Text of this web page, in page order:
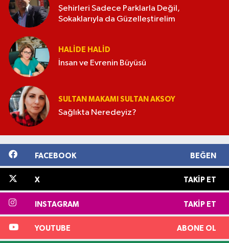
Şehirleri Sadece Parklarla Değil,
Sokaklarıyla da Güzelleştirelim
HALIDE HALID
İnsan ve Evrenin Büyüsü
SULTAN MAKAMI SULTAN AKSOY
Sağlıkta Neredeyiz?
FACEBOOK BEĞEN
X TAKIP ET
INSTAGRAM TAKIP ET
YOUTUBE ABONE OL